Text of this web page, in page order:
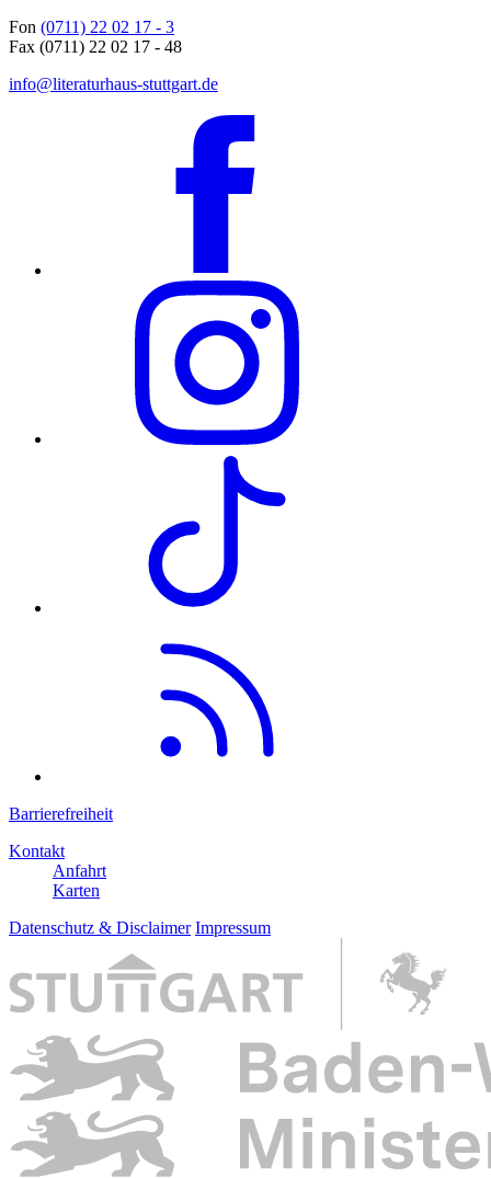
Fon (0711) 22 02 17 - 3
Fax (0711) 22 02 17 - 48
info@literaturhaus-stuttgart.de
Barrierefreiheit
Kontakt
Anfahrt
Karten
Datenschutz & Disclaimer Impressum